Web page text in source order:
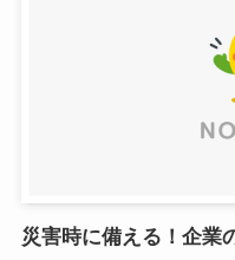
災害時に備える！企業